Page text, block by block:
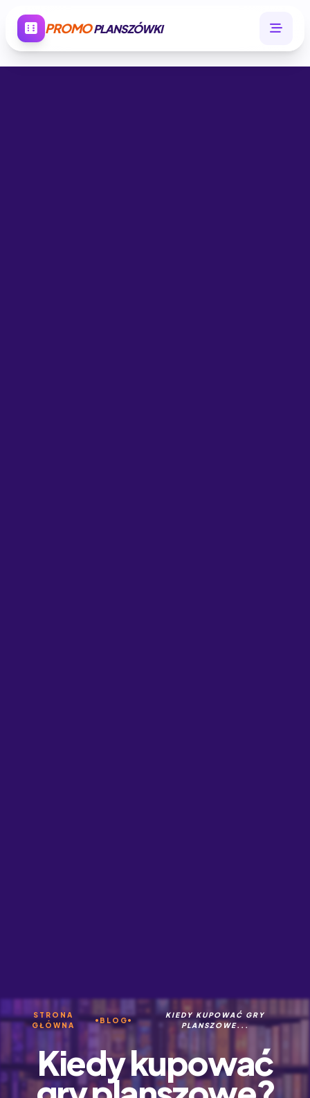
PROMOPLANSZÓWKI
STRONA
GŁÓWNA
BLOG
KIEDY KUPOWAĆ GRY
PLANSZOWE...
Kiedy kupować